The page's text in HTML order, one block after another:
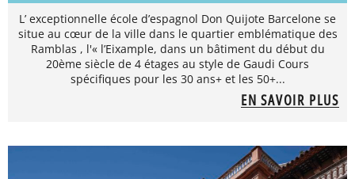
L’ exceptionnelle école d’espagnol Don Quijote Barcelone se
situe au cœur de la ville dans le quartier emblématique des
Ramblas , l'« l’Eixample, dans un bâtiment du début du
20ème siècle de 4 étages au style de Gaudi Cours
spécifiques pour les 30 ans+ et les 50+...
EN SAVOIR PLUS